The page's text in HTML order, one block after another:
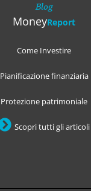
Blog
MoneyReport
Come Investire
Pianificazione finanziaria
Protezione patrimoniale
Scopri tutti gli articoli